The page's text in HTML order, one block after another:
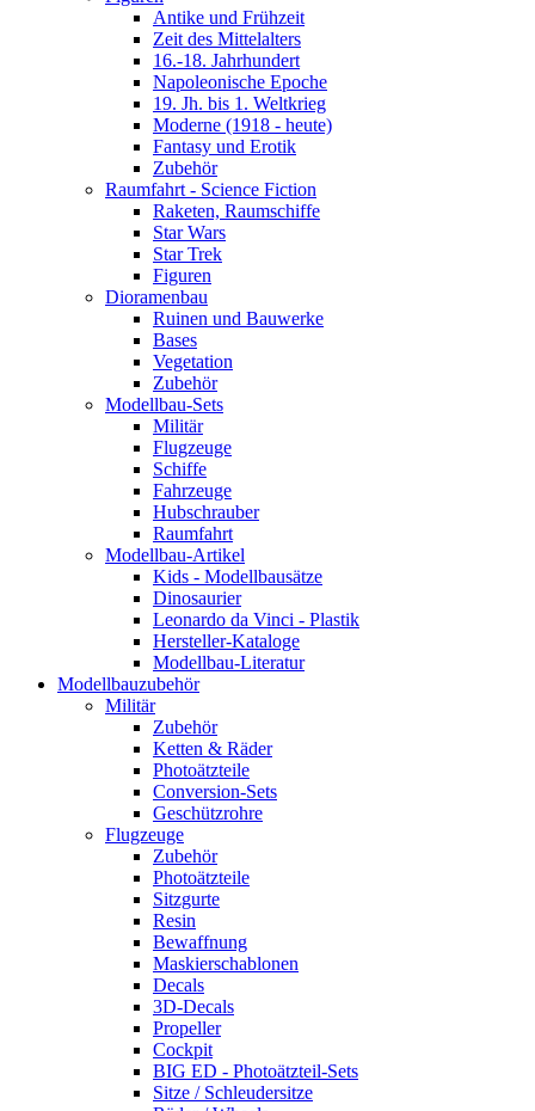
Antike und Frühzeit
Zeit des Mittelalters
16.-18. Jahrhundert
Napoleonische Epoche
19. Jh. bis 1. Weltkrieg
Moderne (1918 - heute)
Fantasy und Erotik
Zubehör
Raumfahrt - Science Fiction
Raketen, Raumschiffe
Star Wars
Star Trek
Figuren
Dioramenbau
Ruinen und Bauwerke
Bases
Vegetation
Zubehör
Modellbau-Sets
Militär
Flugzeuge
Schiffe
Fahrzeuge
Hubschrauber
Raumfahrt
Modellbau-Artikel
Kids - Modellbausätze
Dinosaurier
Leonardo da Vinci - Plastik
Hersteller-Kataloge
Modellbau-Literatur
Modellbauzubehör
Militär
Zubehör
Ketten & Räder
Photoätzteile
Conversion-Sets
Geschützrohre
Flugzeuge
Zubehör
Photoätzteile
Sitzgurte
Resin
Bewaffnung
Maskierschablonen
Decals
3D-Decals
Propeller
Cockpit
BIG ED - Photoätzteil-Sets
Sitze / Schleudersitze